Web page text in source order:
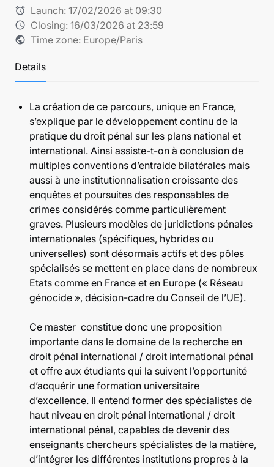
alarm Launch: 17/02/2026 at 09:30
schedule Closing: 16/03/2026 at 23:59
public Time zone: Europe/Paris
Details
La création de ce parcours, unique en France,
s’explique par le développement continu de la
pratique du droit pénal sur les plans national et
international. Ainsi assiste-t-on à conclusion de
multiples conventions d’entraide bilatérales mais
aussi à une institutionnalisation croissante des
enquêtes et poursuites des responsables de
crimes considérés comme particulièrement
graves. Plusieurs modèles de juridictions pénales
internationales (spécifiques, hybrides ou
universelles) sont désormais actifs et des pôles
spécialisés se mettent en place dans de nombreux
Etats comme en France et en Europe (« Réseau
génocide », décision-cadre du Conseil de l’UE).
Ce master constitue donc une proposition
importante dans le domaine de la recherche en
droit pénal international / droit international pénal
et offre aux étudiants qui la suivent l’opportunité
d’acquérir une formation universitaire
d’excellence. Il entend former des spécialistes de
haut niveau en droit pénal international / droit
international pénal, capables de devenir des
enseignants chercheurs spécialistes de la matière,
d’intégrer les différentes institutions propres à la